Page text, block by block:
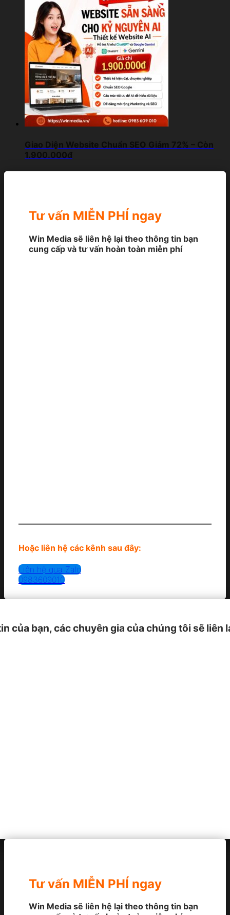
Giao Diện Website Chuẩn SEO Giảm 72% – Còn
1.900.000đ
Tư vấn MIỄN PHÍ ngay
Win Media sẽ liên hệ lại theo thông tin bạn
cung cấp và tư vấn hoàn toàn miễn phí
Hoặc liên hệ các kênh sau đây:
Liên hệ qua Zalo
0983609010
của bạn, các chuyên gia của chúng tôi sẽ liên
Tư vấn MIỄN PHÍ ngay
Win Media sẽ liên hệ lại theo thông tin bạn